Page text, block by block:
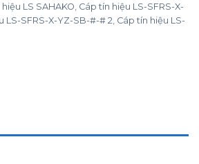
LS SAHAKO, Cáp tín hiệu LS-SFRS-X-
LS-SFRS-X-YZ-SB-#-# 2, Cáp tín hiệu LS-